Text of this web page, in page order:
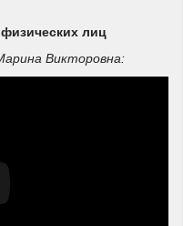
лиц
Викторовна: